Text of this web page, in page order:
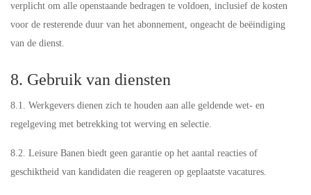
verplicht om alle openstaande bedragen te voldoen, inclusief de kosten
voor de resterende duur van het abonnement, ongeacht de beëindiging
van de dienst.
8. Gebruik van diensten
8.1. Werkgevers dienen zich te houden aan alle geldende wet- en
regelgeving met betrekking tot werving en selectie.
8.2. Leisure Banen biedt geen garantie op het aantal reacties of
geschiktheid van kandidaten die reageren op geplaatste vacatures.